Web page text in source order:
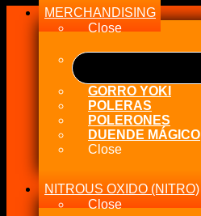
MERCHANDISING
Close
GORRO YOKI
POLERAS
POLERONES
DUENDE MÁGICO
Close
NITROUS OXIDO (NITRO)
Close